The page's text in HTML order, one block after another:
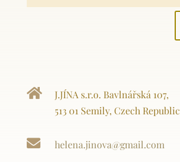

J.JÍNA s.r.o. Bavlnářská 107,
513 01 Semily, Czech Republic
 helena.jinova@gmail.com